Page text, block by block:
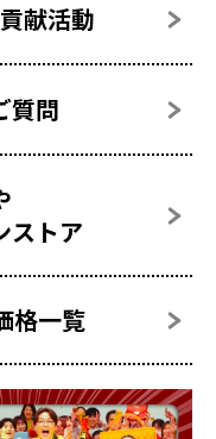
献活動
質問
ストア
格一覧